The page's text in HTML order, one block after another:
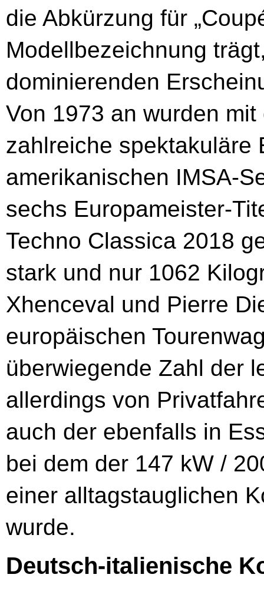
die Abkürzung für
Modellbezeichnung
dominierenden
Von 1973 an wurden
zahlreiche spektakuläre
amerikanischen IMSA-
sechs Europameister-
Techno Classica 2018
stark und nur 1062
Xhenceval und Pierre
europäischen
überwiegende Zahl der
allerdings von
auch der ebenfalls in
bei dem der 147 kW /
einer alltagstauglichen
wurde.
Deutsch-italienische